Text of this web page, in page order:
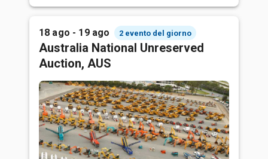
18 ago - 19 ago 2 evento del giorno
Australia National Unreserved
Auction, AUS